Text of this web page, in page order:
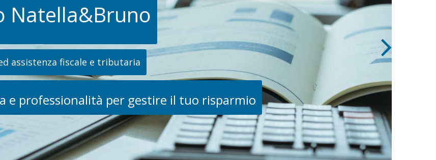
Natella&Bruno
assistenza fiscale e tributaria
e professionalità per gestire il tuo risparmio